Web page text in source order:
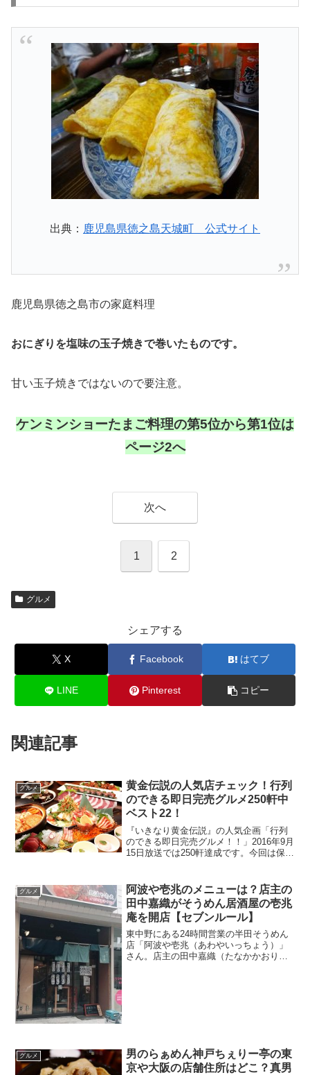
出典： 鹿児島県徳之島天城町 公式サイト
鹿児島県徳之島市の家庭料理
おにぎりを塩味の玉子焼きで巻いたものです。
甘い玉子焼きではないので要注意。
ケンミンショーたまご料理の第5位から第1位は
ページ2へ
次へ
1 2
グルメ
シェアする
X Facebook はてブ
LINE Pinterest コピー
関連記事
グルメ
黄金伝説の人気店チェック！行列
のできる即日完売グルメ250軒中
ベスト22！
『いきなり黄金伝説』の人気企画「行列
のできる即日完売グルメ！！」2016年9月
15日放送では250軒達成です。今回は保存
グルメ
阿波や壱兆のメニューは？店主の
田中嘉織がそうめん居酒屋の壱兆
庵を開店【セブンルール】
東中野にある24時間営業の半田そうめん
店「阿波や壱兆（あわやいっちょう）」
さん。店主の田中嘉織（たなかかおり）
グルメ
男のらぁめん神戸ちぇりー亭の東
京や大阪の店舗住所はどこ？真男